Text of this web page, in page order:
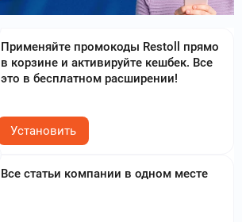
Применяйте промокоды Restoll прямо
в корзине и активируйте кешбек. Все
это в бесплатном расширении!
Установить
Все статьи компании в одном месте